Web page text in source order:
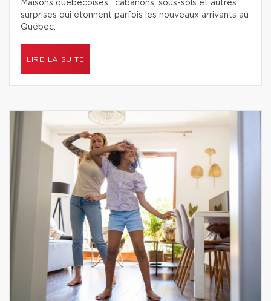
Maisons québécoises : cabanons, sous-sols et autres
surprises qui étonnent parfois les nouveaux arrivants au
Québec.
LIRE LA SUITE